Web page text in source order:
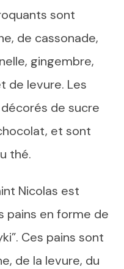
sont
de cassonade,
gingembre,
de levure. Les
de sucre
et sont
thé.
Nicolas est
pains en forme de
Ces pains sont
de la levure, du